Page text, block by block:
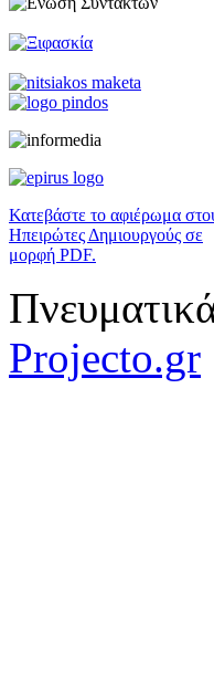
Κατεβάστε το αφιέρωμα
Ηπειρώτες Δημιουργούς σε
μορφή PDF.
Projecto.gr